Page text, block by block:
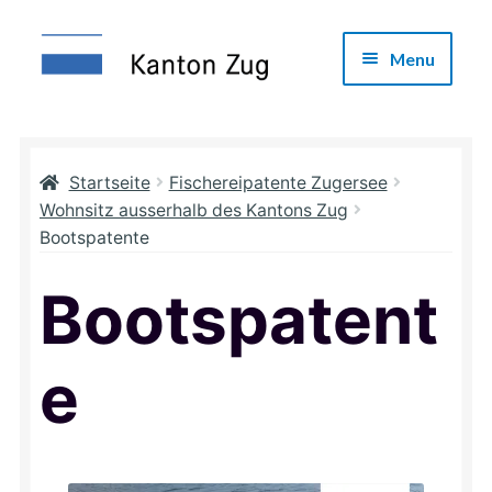
to
to
Menu
Häufig gestellte Fragen
Fischereipatente Ägerisee
Startseite
Fischereipatente Zugersee
Wohnsitz ausserhalb des Kantons Zug
Bootspatente
Bootspatent
e